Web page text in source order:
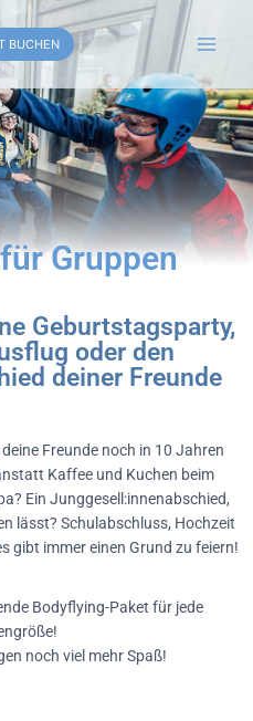
BUCHEN
Gruppen
Geburtstagsparty,
oder den
deiner Freunde
Freunde noch in 10 Jahren
Kaffee und Kuchen beim
Ein Junggesell:innenabschied,
lässt? Schulabschluss, Hochzeit
gibt immer einen Grund zu feiern!
Bodyflying-Paket für jede
noch viel mehr Spaß!